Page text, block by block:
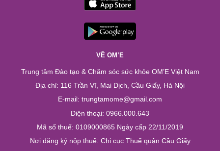
VỀ OM’E
Trung tâm Đào tạo & Chăm sóc sức khỏe OM’E Việt Nam
Địa chỉ: 116 Trần Vĩ, Mai Dịch, Cầu Giấy, Hà Nội
E-mail: trungtamome@gmail.com
Điện thoại: 0966.000.643
Mã số thuế: 0109000865 Ngày cấp 22/11/2019
Nơi đăng ký nộp thuế: Chi cục Thuế quận Cầu Giấy